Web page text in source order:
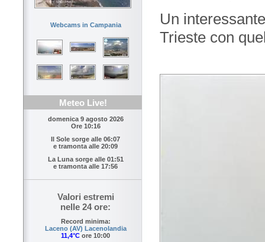
Webcams in Campania
Meteo Live!
domenica 9 agosto 2026
Ore 10:16
Il Sole sorge alle 06:07
e tramonta alle 20:09
La Luna sorge alle 01:51
e tramonta alle 17:56
Valori estremi
nelle 24 ore:
Record minima:
Laceno (AV) Lacenolandia
11,4°C ore 10:00
Un
Trieste con